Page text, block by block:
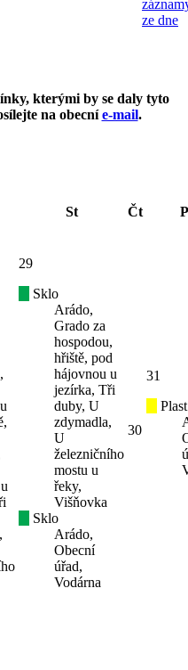
ze dne
kterými by se daly tyto
na obecníe-mail.
St Čt
29
Sklo
Arádo,
Grado za
hospodou,
hřiště, pod
hájovnou u
jezírka, Tři
duby, U
zdymadla,
U
železničního
mostu u
řeky,
Višňovka
Sklo
Arádo,
Obecní
úřad,
Vodárna
30
31
Plast